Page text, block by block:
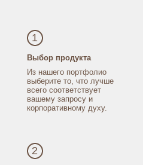
1
Выбор продукта
Из нашего портфолио
выберите то, что лучше
всего соответствует
вашему запросу и
корпоративному духу.
2